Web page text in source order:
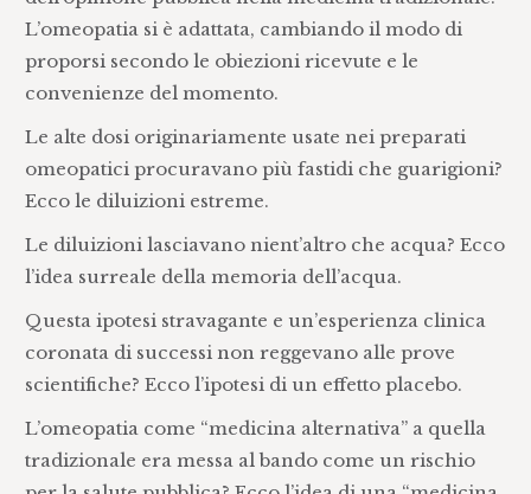
L’omeopatia si è adattata, cambiando il modo di
proporsi secondo le obiezioni ricevute e le
convenienze del momento.
Le alte dosi originariamente usate nei preparati
omeopatici procuravano più fastidi che guarigioni?
Ecco le diluizioni estreme.
Le diluizioni lasciavano nient’altro che acqua? Ecco
l’idea surreale della memoria dell’acqua.
Questa ipotesi stravagante e un’esperienza clinica
coronata di successi non reggevano alle prove
scientifiche? Ecco l’ipotesi di un effetto placebo.
L’omeopatia come “medicina alternativa” a quella
tradizionale era messa al bando come un rischio